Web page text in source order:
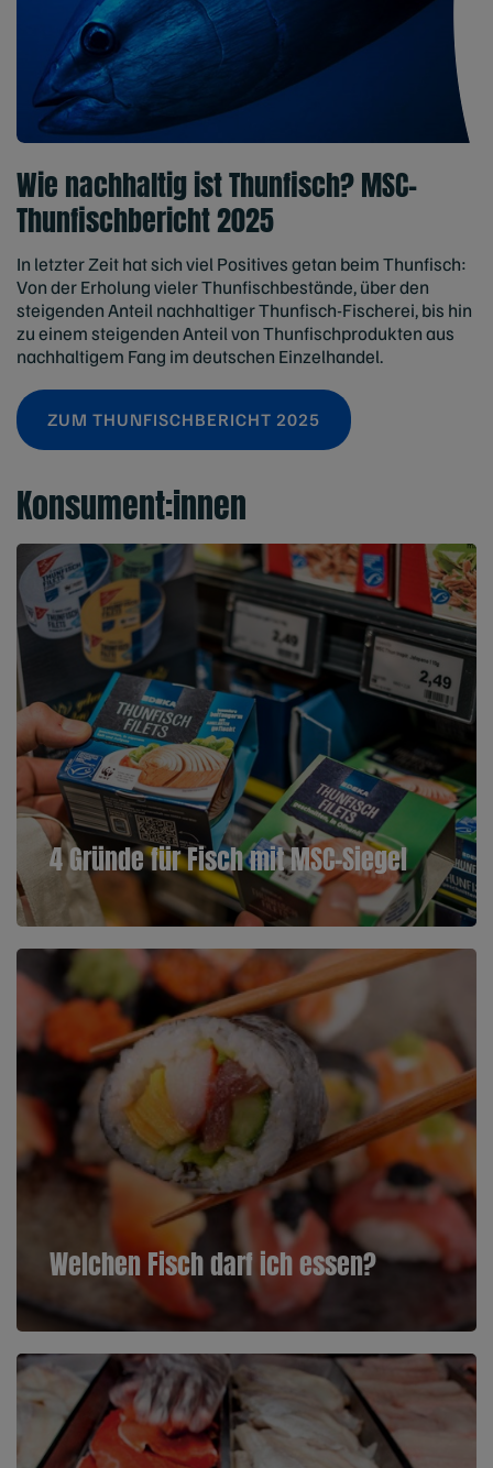
Wie nachhaltig ist Thunfisch? MSC-
Thunfischbericht 2025
In letzter Zeit hat sich viel Positives getan beim Thunfisch:
Von der Erholung vieler Thunfischbestände, über den
steigenden Anteil nachhaltiger Thunfisch-Fischerei, bis hin
zu einem steigenden Anteil von Thunfischprodukten aus
nachhaltigem Fang im deutschen Einzelhandel.
ZUM THUNFISCHBERICHT 2025
Konsument:innen
4 Gründe für Fisch mit MSC-Siegel
Welchen Fisch darf ich essen?